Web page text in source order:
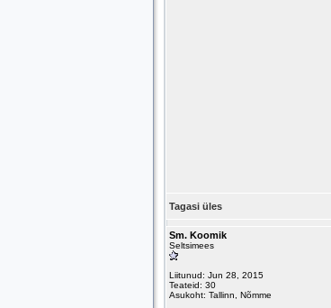
Tagasi üles
Sm. Koomik
Seltsimees
Liitunud: Jun 28, 2015
Teateid: 30
Asukoht: Tallinn, Nõmme